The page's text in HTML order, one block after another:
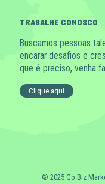
TRABALHE CONOSCO
Buscamos pessoas
encarar desafios e
que é preciso, venha
Clique aqui
© 2025 Go Biz